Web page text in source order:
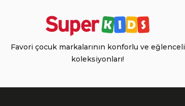
Favori çocuk markalarının konforlu ve eğlenceli
koleksiyonları!